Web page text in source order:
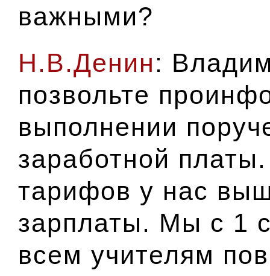
важными?
Н.В.Денин:
позвольте
выполнении
заработной
тарифов у нас
зарплаты. Мы с 1
всем учителям